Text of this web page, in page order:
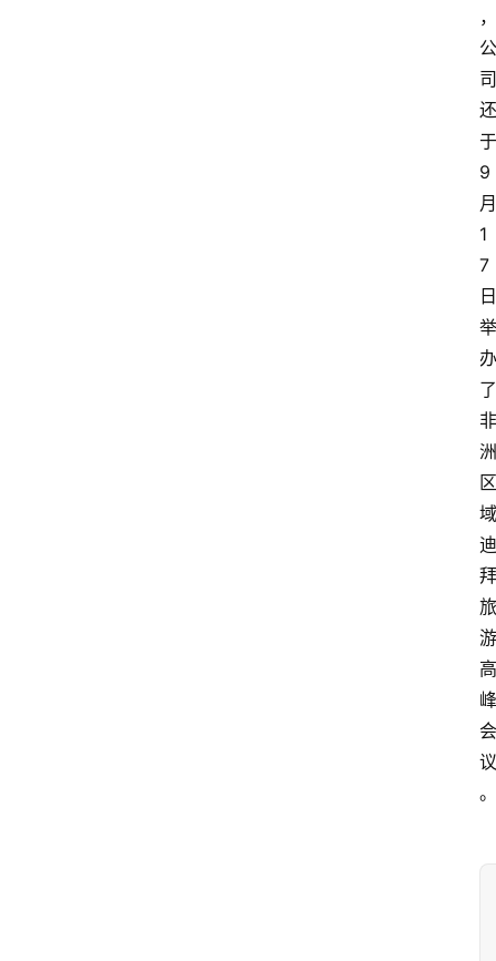
，
公
司
还
于
9
月
1
7
日
举
办
了
非
洲
区
域
迪
拜
旅
游
高
峰
会
议
。